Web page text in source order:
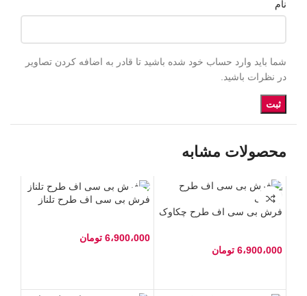
نام
شما باید وارد حساب خود شده باشید تا قادر به اضافه کردن تصاویر
در نظرات باشید.
محصولات مشابه
فرش بی سی اف طرح چکاوک
6،900،000 تومان
فرش بی سی اف طرح تلناز
6،900،000 تومان